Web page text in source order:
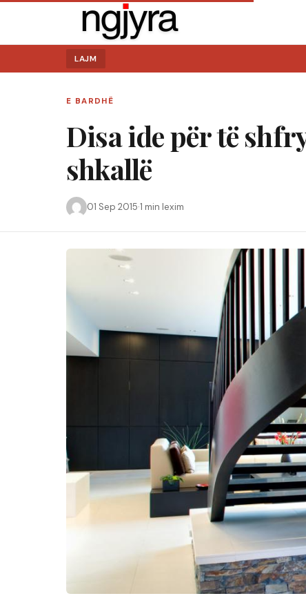
Kërko:
LAJM
E BARDHË
Disa ide për të
shkallë
01 Sep 2015·1 min lexim